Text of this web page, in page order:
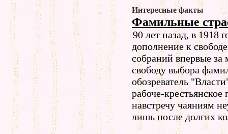
Интересные факты
Фамильные
90 лет назад, в 1918
дополнение к
собраний впервые за
свободу выбора
обозреватель
рабоче-
навстречу чаяниям
лишь после долгих